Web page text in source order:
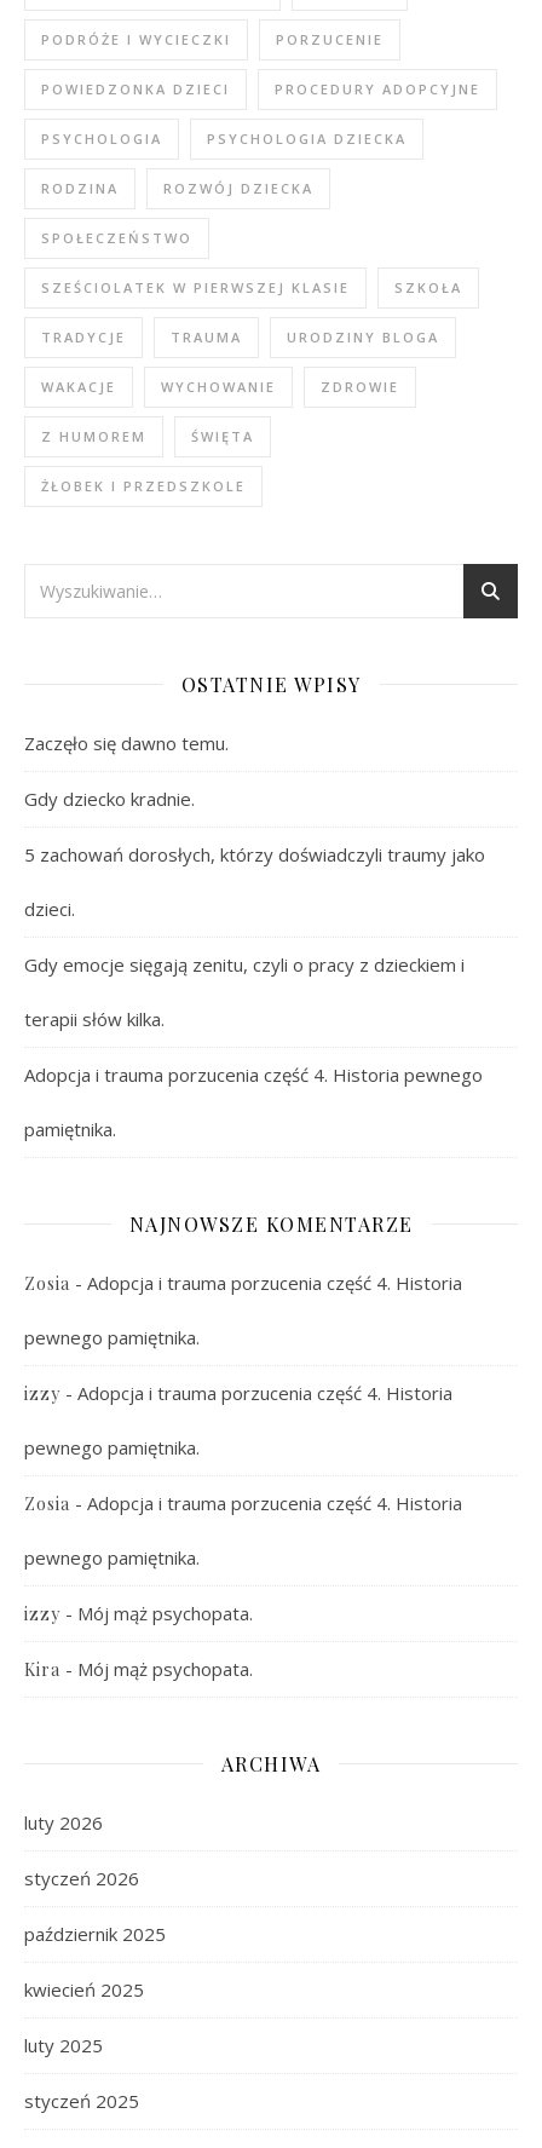
PODRÓŻE I WYCIECZKI PORZUCENIE
POWIEDZONKA DZIECI PROCEDURY ADOPCYJNE
PSYCHOLOGIA PSYCHOLOGIA DZIECKA
RODZINA ROZWÓJ DZIECKA
SPOŁECZEŃSTWO
SZEŚCIOLATEK W PIERWSZEJ KLASIE SZKOŁA
TRADYCJE TRAUMA URODZINY BLOGA
WAKACJE WYCHOWANIE ZDROWIE
Z HUMOREM ŚWIĘTA
ŻŁOBEK I PRZEDSZKOLE
OSTATNIE WPISY
Zaczęło się dawno temu.
Gdy dziecko kradnie.
5 zachowań dorosłych, którzy doświadczyli traumy jako
dzieci.
Gdy emocje sięgają zenitu, czyli o pracy z dzieckiem i
terapii słów kilka.
Adopcja i trauma porzucenia część 4. Historia pewnego
pamiętnika.
NAJNOWSZE KOMENTARZE
Zosia - Adopcja i trauma porzucenia część 4. Historia
pewnego pamiętnika.
izzy - Adopcja i trauma porzucenia część 4. Historia
pewnego pamiętnika.
Zosia - Adopcja i trauma porzucenia część 4. Historia
pewnego pamiętnika.
izzy - Mój mąż psychopata.
Kira - Mój mąż psychopata.
ARCHIWA
luty 2026
styczeń 2026
październik 2025
kwiecień 2025
luty 2025
styczeń 2025